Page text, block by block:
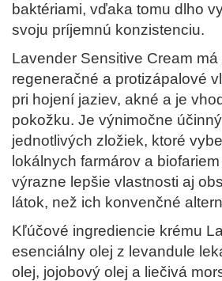
baktériami, vďaka tomu dlho
svoju príjemnú konzistenciu.
Lavender Sensitive Cream má
regeneračné a protizápalové
pri hojení jaziev, akné a je
pokožku. Je výnimočne
jednotlivých zložiek, ktoré
lokálnych farmárov a
výrazne lepšie vlastnosti aj
látok, než ich konvenčné
Kľúčové ingrediencie krému
esenciálny olej z levandule
olej, jojobový olej a liečivá